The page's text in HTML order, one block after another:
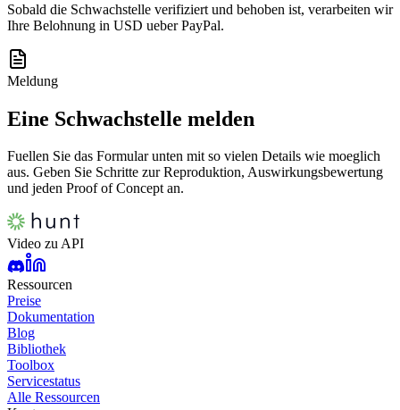
Sobald die Schwachstelle verifiziert und behoben ist, verarbeiten wir
Ihre Belohnung in USD ueber PayPal.
Meldung
Eine Schwachstelle melden
Fuellen Sie das Formular unten mit so vielen Details wie moeglich
aus. Geben Sie Schritte zur Reproduktion, Auswirkungsbewertung
und jeden Proof of Concept an.
Video zu API
Ressourcen
Preise
Dokumentation
Blog
Bibliothek
Toolbox
Servicestatus
Alle Ressourcen